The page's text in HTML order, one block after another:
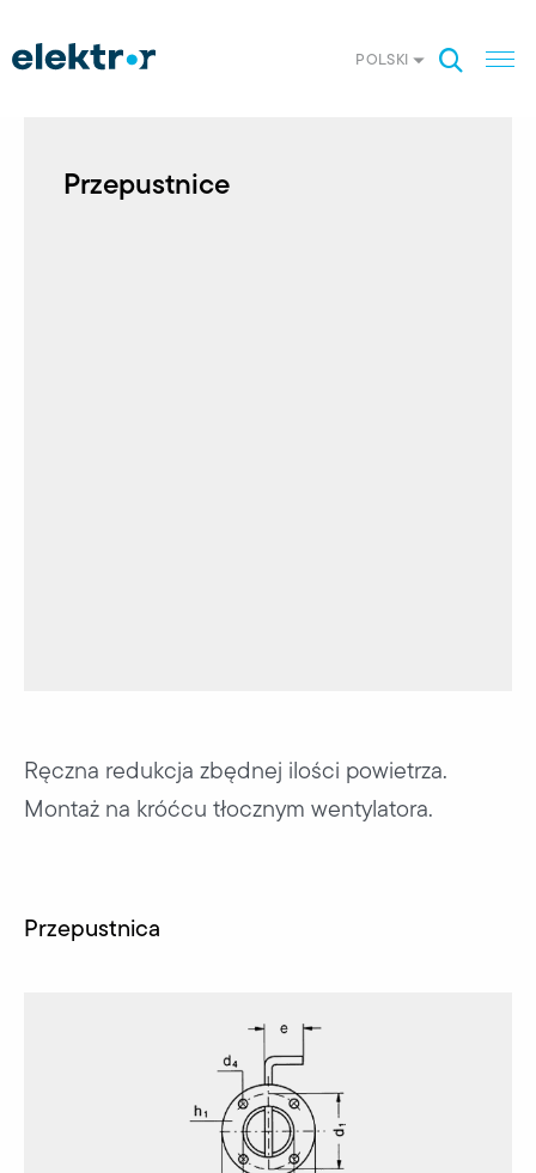
POLSKI
Przepustnice
Ręczna redukcja zbędnej ilości powietrza.
Montaż na króćcu tłocznym wentylatora.
Przepustnica